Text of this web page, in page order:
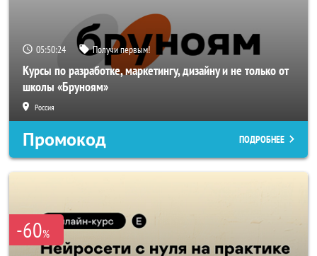
05:50:24 Получи первым!
Курсы по разработке, маркетингу, дизайну и не только от
школы «Бруноям»
Россия
Промокод ПОДРОБНЕЕ
-60%